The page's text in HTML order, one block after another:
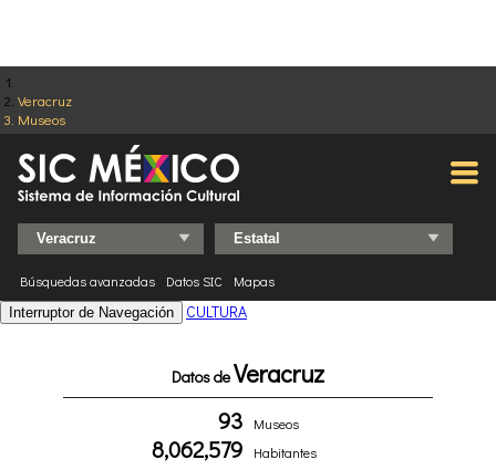
Veracruz
Museos
Búsquedas avanzadas Datos SIC Mapas
Interruptor de Navegación CULTURA
Datos deVeracruz
93 Museos
8,062,579 Habitantes